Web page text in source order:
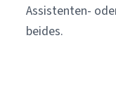
Assistenten-
beides.